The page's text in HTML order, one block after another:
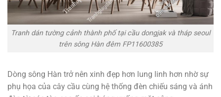
Tranh dán tường cảnh thành phố tại cầu dongjak và tháp seoul
trên sông Hàn đêm FP11600385
Dòng sông Hàn trở nên xinh đẹp hơn lung linh hơn nhờ sự
phụ họa của cây cầu cùng hệ thống đèn chiếu sáng và ánh